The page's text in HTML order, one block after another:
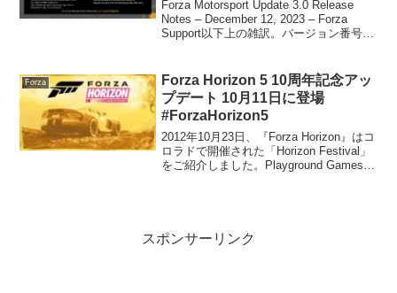
Forza Motorsport Update 3.0 Release
Notes – December 12, 2023 – Forza
Support以下上の雑訳。バージョン番号
Forza
Forza Horizon 5 10周年記念アッ
プデート 10月11日に登場
#ForzaHorizon5
2012年10月23日、『Forza Horizon』はコ
ロラドで開催された「Horizon Festival」
をご紹介しました。Playground Gamesの
スポンサーリンク